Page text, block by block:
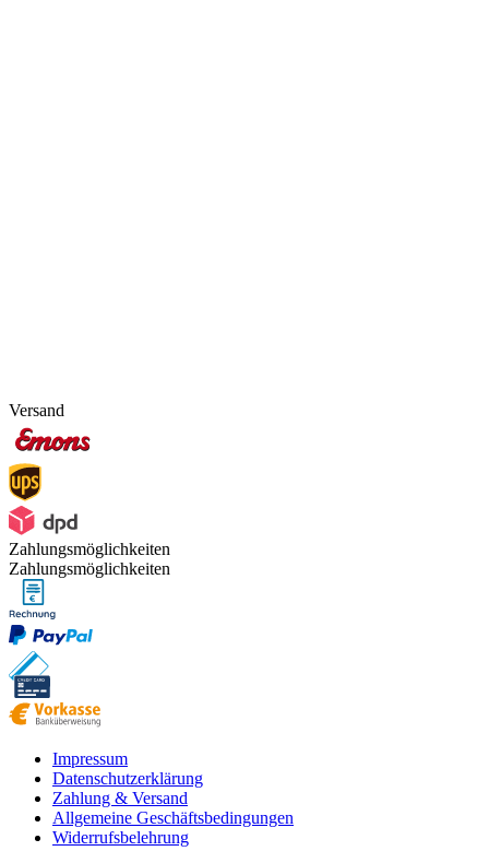
Versand
Zahlungsmöglichkeiten
Zahlungsmöglichkeiten
Impressum
Datenschutzerklärung
Zahlung & Versand
Allgemeine Geschäftsbedingungen
Widerrufsbelehrung